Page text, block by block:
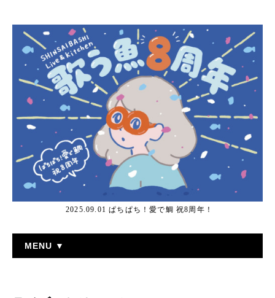
2025.09.01 ぱちぱち！愛で鯛 祝8周年！
MENU ▼